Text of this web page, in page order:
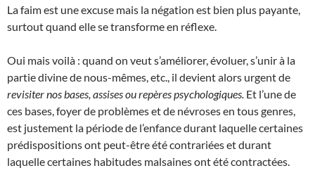
La faim est une excuse mais la négation est bien plus payante,
surtout quand elle se transforme en réflexe.
Oui mais voilà : quand on veut s’améliorer, évoluer, s’unir à la
partie divine de nous-mêmes, etc., il devient alors urgent de
revisiter nos bases, assises ou repères psychologiques. Et l’une de
ces bases, foyer de problèmes et de névroses en tous genres,
est justement la période de l’enfance durant laquelle certaines
prédispositions ont peut-être été contrariées et durant
laquelle certaines habitudes malsaines ont été contractées.